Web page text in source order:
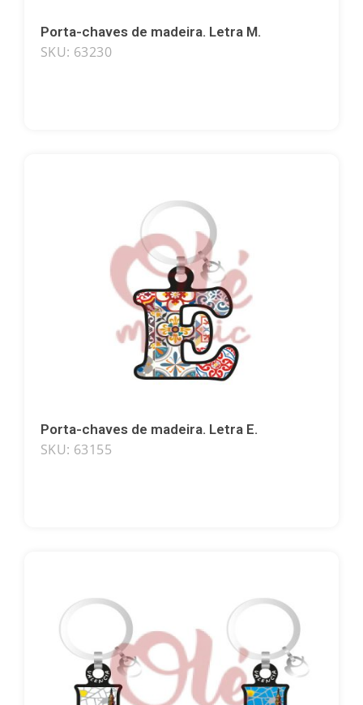
Porta-chaves de madeira. Letra M.
SKU: 63230
Porta-chaves de madeira. Letra E.
SKU: 63155